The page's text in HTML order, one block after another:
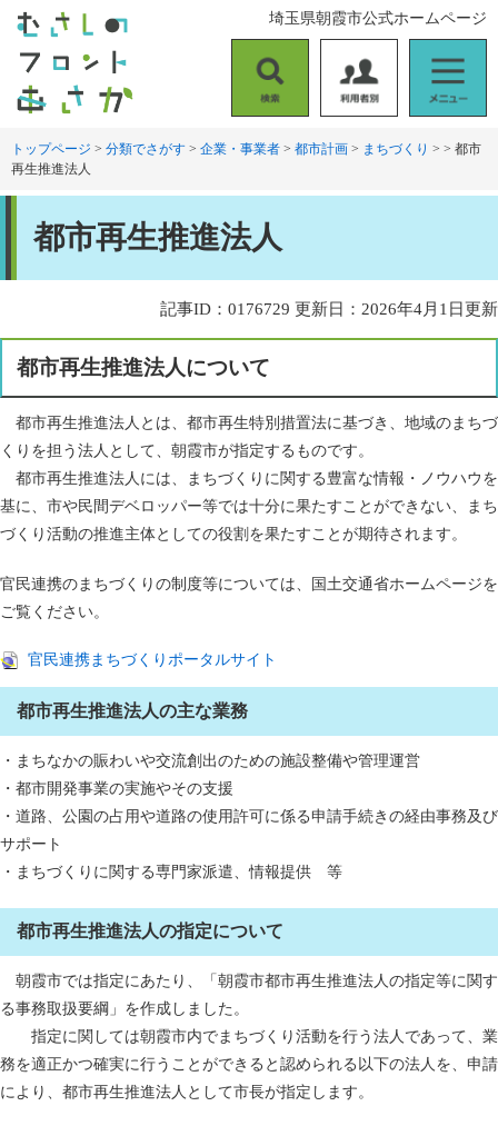
す
。
し
て
索
用
者
ニ
ュ
埼玉県朝霞市公式ホームページ
トップページ > 分類でさがす > 企業・事業者 > 都市計画 > まちづくり > > 都市
再生推進法人
都市再生推進法人
記事ID：0176729 更新日：2026年4月1日更新
都市再生推進法人について
都市再生推進法人とは、都市再生特別措置法に基づき、地域のまちづ
くりを担う法人として、朝霞市が指定するものです。
都市再生推進法人には、まちづくりに関する豊富な情報・ノウハウを
基に、市や民間デベロッパー等では十分に果たすことができない、まち
づくり活動の推進主体としての役割を果たすことが期待されます。
官民連携のまちづくりの制度等については、国土交通省ホームページを
ご覧ください。
官民連携まちづくりポータルサイト
都市再生推進法人の主な業務
・まちなかの賑わいや交流創出のための施設整備や管理運営
・都市開発事業の実施やその支援
・道路、公園の占用や道路の使用許可に係る申請手続きの経由事務及び
サポート
・まちづくりに関する専門家派遣、情報提供 等
都市再生推進法人の指定について
朝霞市では指定にあたり、「朝霞市都市再生推進法人の指定等に関す
る事務取扱要綱」を作成しました。
指定に関しては朝霞市内でまちづくり活動を行う法人であって、業
務を適正かつ確実に行うことができると認められる以下の法人を、申請
により、都市再生推進法人として市長が指定します。